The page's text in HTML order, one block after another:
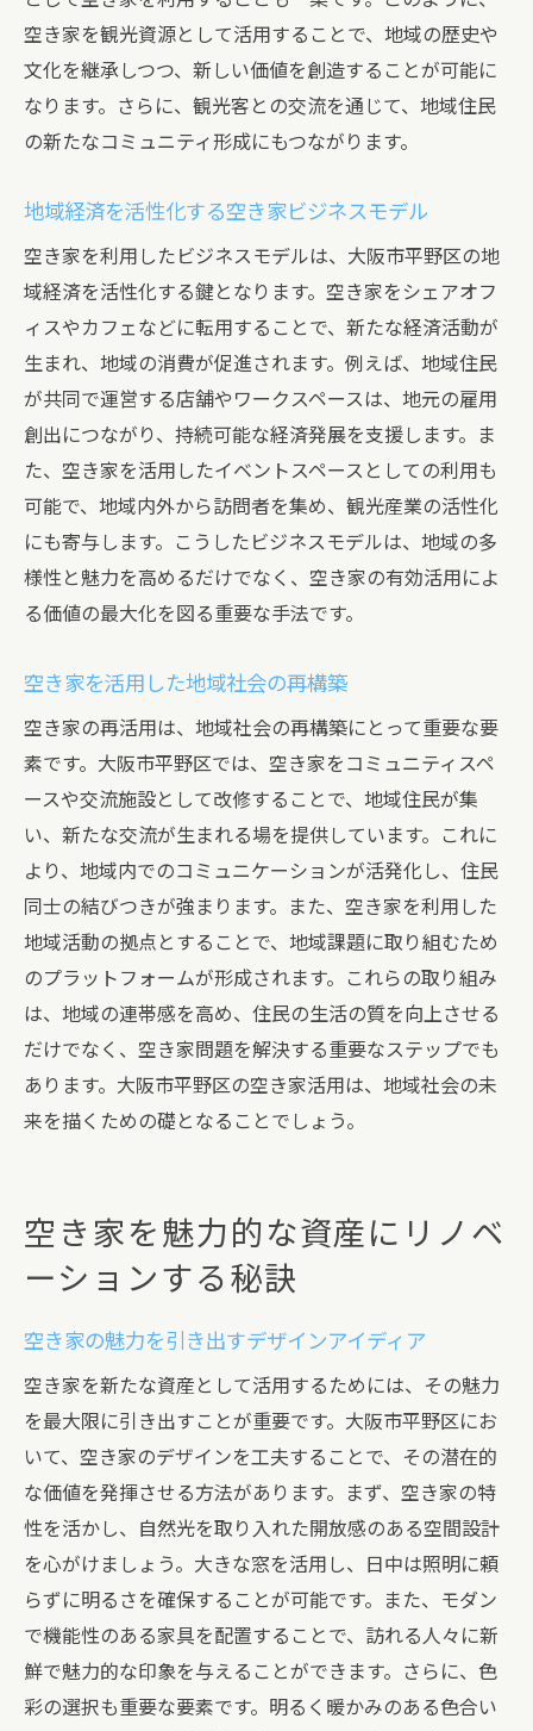
空き家を観光資源として活用することで、地域の歴史や
文化を継承しつつ、新しい価値を創造することが可能に
なります。さらに、観光客との交流を通じて、地域住民
の新たなコミュニティ形成にもつながります。
地域経済を活性化する空き家ビジネスモデル
空き家を利用したビジネスモデルは、大阪市平野区の地
域経済を活性化する鍵となります。空き家をシェアオフ
ィスやカフェなどに転用することで、新たな経済活動が
生まれ、地域の消費が促進されます。例えば、地域住民
が共同で運営する店舗やワークスペースは、地元の雇用
創出につながり、持続可能な経済発展を支援します。ま
た、空き家を活用したイベントスペースとしての利用も
可能で、地域内外から訪問者を集め、観光産業の活性化
にも寄与します。こうしたビジネスモデルは、地域の多
様性と魅力を高めるだけでなく、空き家の有効活用によ
る価値の最大化を図る重要な手法です。
空き家を活用した地域社会の再構築
空き家の再活用は、地域社会の再構築にとって重要な要
素です。大阪市平野区では、空き家をコミュニティスペ
ースや交流施設として改修することで、地域住民が集
い、新たな交流が生まれる場を提供しています。これに
より、地域内でのコミュニケーションが活発化し、住民
同士の結びつきが強まります。また、空き家を利用した
地域活動の拠点とすることで、地域課題に取り組むため
のプラットフォームが形成されます。これらの取り組み
は、地域の連帯感を高め、住民の生活の質を向上させる
だけでなく、空き家問題を解決する重要なステップでも
あります。大阪市平野区の空き家活用は、地域社会の未
来を描くための礎となることでしょう。
空き家を魅力的な資産にリノベ
ーションする秘訣
空き家の魅力を引き出すデザインアイディア
空き家を新たな資産として活用するためには、その魅力
を最大限に引き出すことが重要です。大阪市平野区にお
いて、空き家のデザインを工夫することで、その潜在的
な価値を発揮させる方法があります。まず、空き家の特
性を活かし、自然光を取り入れた開放感のある空間設計
を心がけましょう。大きな窓を活用し、日中は照明に頼
らずに明るさを確保することが可能です。また、モダン
で機能性のある家具を配置することで、訪れる人々に新
鮮で魅力的な印象を与えることができます。さらに、色
彩の選択も重要な要素です。明るく暖かみのある色合い